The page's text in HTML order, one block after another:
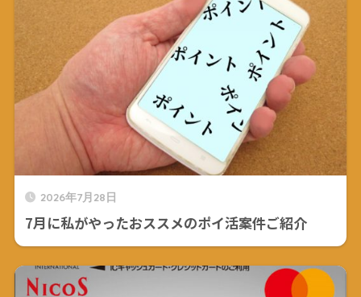
2026年7月28日
7月に私がやったおススメのポイ活案件ご紹介